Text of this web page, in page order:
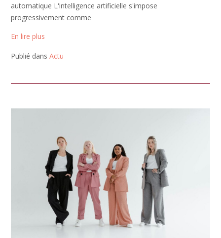
automatique L'intelligence artificielle s'impose
progressivement comme
En lire plus
Publié dans Actu